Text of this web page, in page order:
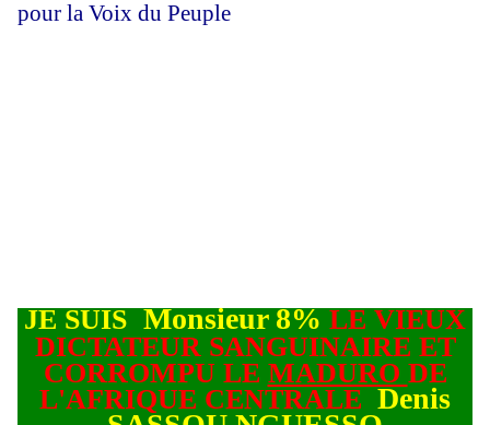
pour la Voix du Peuple
JE SUIS Monsieur 8% LE VIEUX
DICTATEUR SANGUINAIRE ET
CORROMPU LE MADURO DE
L'AFRIQUE CENTRALE Denis